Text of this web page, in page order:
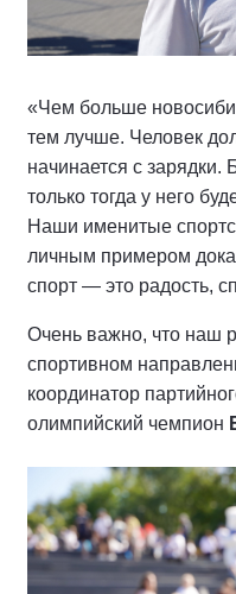
«Чем больше
тем лучше. Человек
начинается с зарядки.
только тогда у него
Наши именитые
личным примером
спорт — это радость,
Очень важно, что наш
спортивном
координатор
олимпийский чемпион